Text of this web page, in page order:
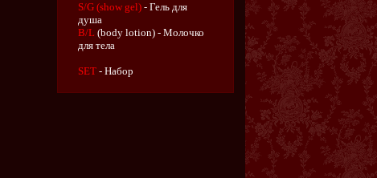
S/G (show gel) - Гель для
душа
B/L (body lotion) - Молочко
для тела
SET - Набор